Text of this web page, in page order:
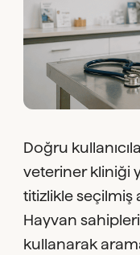
Doğru
veteriner kliniği
titizlikle
Hayvan
kullanarak